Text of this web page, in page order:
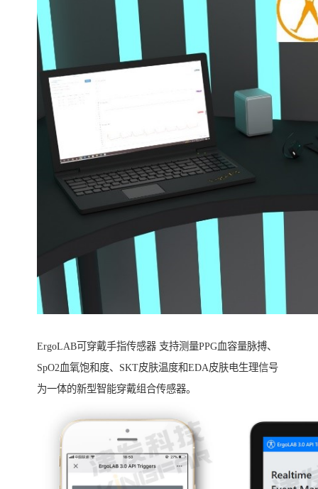
ErgoLAB可穿戴手指传感器 支持测量PPG血容量脉搏、
SpO2血氧饱和度、SKT皮肤温度和EDA皮肤电生理信号
为一体的新型智能穿戴组合传感器。